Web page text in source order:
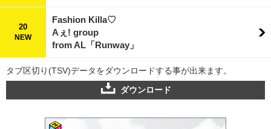
20
NEW
Fashion Killa♡
Aぇ! group
from AL「Runway」
タブ区切り(TSV)データをダウンロードする事が出来ます。
ダウンロード